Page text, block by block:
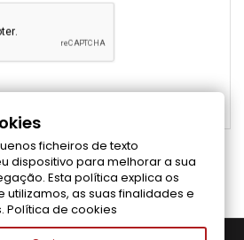
uns auf Facebook
ficheiros de texto
dispositivo para melhorar a sua
Esta política explica os
utilizamos, as suas finalidades e
Política de cookies